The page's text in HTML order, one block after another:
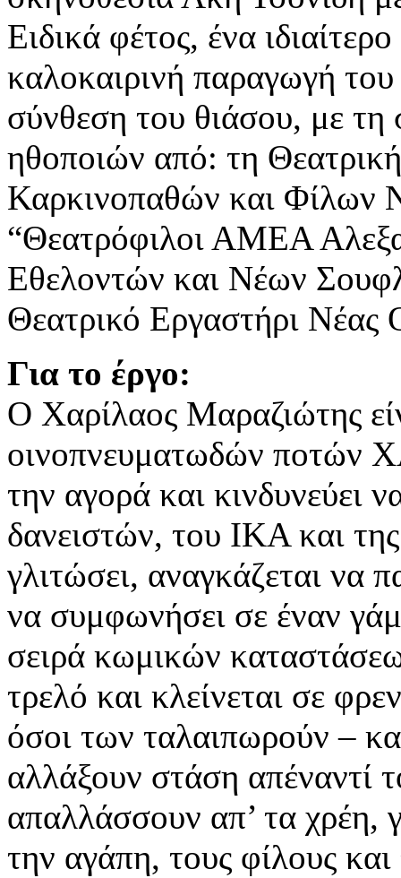
Ειδικά φέτος, ένα
καλοκαιρινή παραγωγή
σύνθεση του θιάσου, με τη
ηθοποιών από: τη
Καρκινοπαθών και Φίλων
“Θεατρόφιλοι ΑΜΕΑ
Εθελοντών και Νέων
Θεατρικό Εργαστήρι
Για το έργο:
Ο Χαρίλαος Μαραζιώτης
οινοπνευματωδών ποτών
την αγορά και κινδυνεύει
δανειστών, του ΙΚΑ και
γλιτώσει, αναγκάζεται να
να συμφωνήσει σε έναν
σειρά κωμικών
τρελό και κλείνεται σε
όσοι των ταλαιπωρούν –
αλλάξουν στάση απέναντί
απαλλάσσουν απ’ τα χρέη,
την αγάπη, τους φίλους